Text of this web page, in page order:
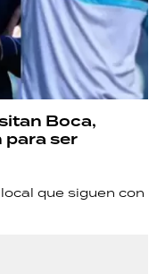
Boca,
para ser
que siguen con